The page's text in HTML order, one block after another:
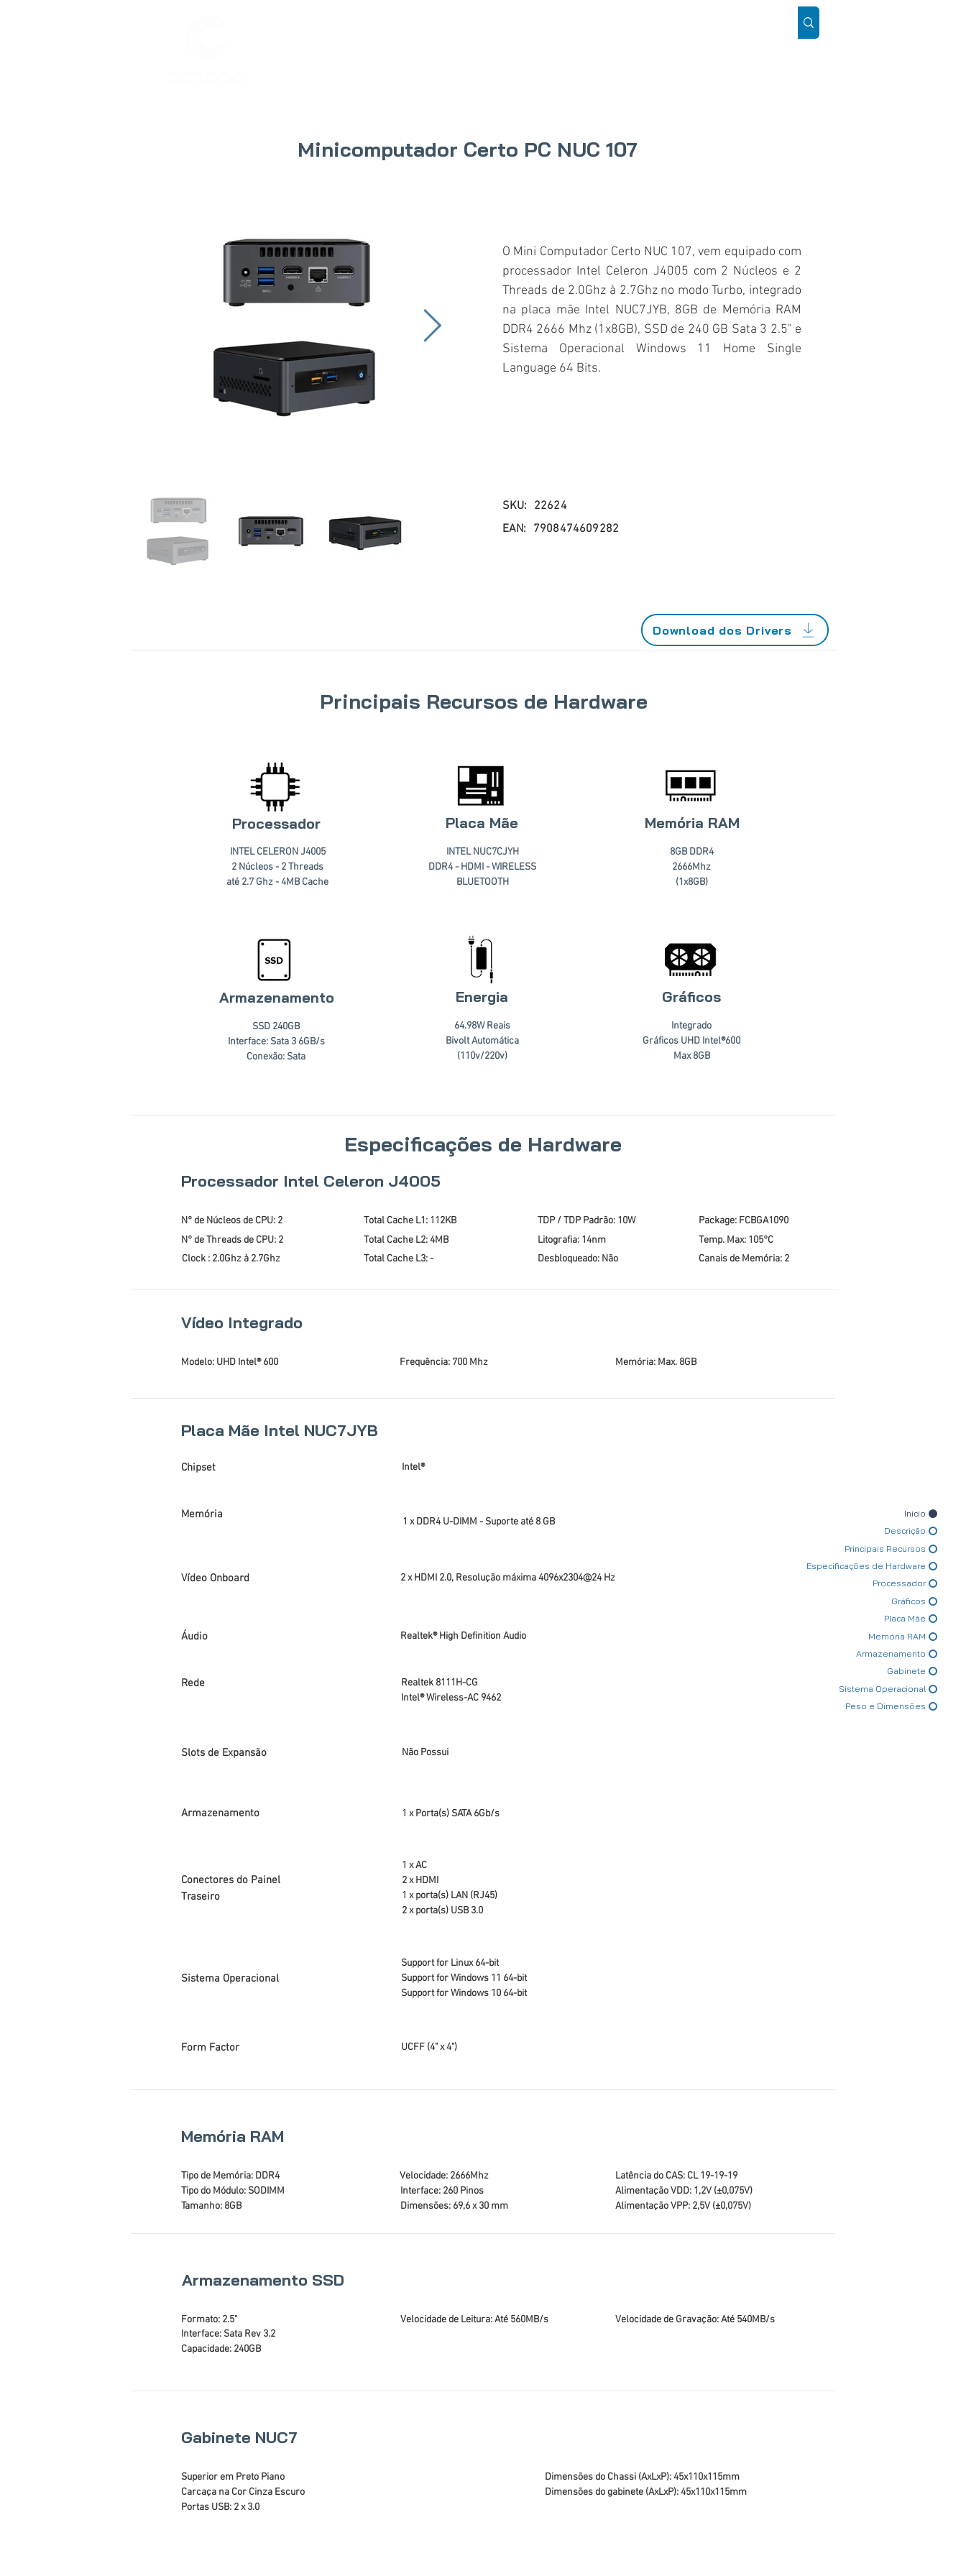
Inicio
Descrição
Principais Recursos
Especificações de Hardware
Processador
Gráficos
Placa Mãe
Memória RAM
Armazenamento
Gabinete
Sistema Operacional
Peso e Dimensões
Minicomputador Certo PC NUC 107
O Mini Computador Certo NUC 107, vem equipado com
processador Intel Celeron J4005 com 2 Núcleos e 2
Threads de 2.0Ghz à 2.7Ghz no modo Turbo, integrado
na placa mãe Intel NUC7JYB, 8GB de Memória RAM
DDR4 2666 Mhz (1x8GB), SSD de 240 GB Sata 3 2.5" e
Sistema Operacional Windows 11 Home Single
Language 64 Bits.
SKU: 22624
EAN: 7908474609282
Download dos Drivers
Memória RAM
8GB DDR4
2666Mhz
(1x8GB)
Principais Recursos de Hardware
Processador
INTEL CELERON J4005
2 Núcleos - 2 Threads
até 2.7 Ghz - 4MB Cache
Armazenamento
SSD 240GB
Interface: Sata 3 6GB/s
Conexão: Sata
Placa Mãe
INTEL NUC7CJYH
DDR4 - HDMI - WIRELESS
BLUETOOTH
Energia
64.98W Reais
Bivolt Automática
(110v/220v)
Gráficos
Integrado
Gráficos UHD Intel®600
Max 8GB
Especificações de Hardware
Processador Intel Celeron J4005
N° de Núcleos de CPU: 2
N° de Threads de CPU: 2
Clock : 2.0Ghz à 2.7Ghz
Total Cache L1: 112KB TDP / TDP Padrão: 10W
Package: FCBGA1090
Total Cache L2: 4MB
Total Cache L3: -
Litografia: 14nm
Temp. Max: 105°C
Desbloqueado: Não
Canais de Memória: 2
Vídeo Integrado
Modelo: UHD Intel® 600 Frequência: 700 Mhz Memória: Max. 8GB
Placa Mãe Intel NUC7JYB
Chipset
Memória
Vídeo Onboard
Áudio
Rede
Slots de Expansão
Armazenamento
Conectores do Painel
Traseiro
Sistema Operacional
Form Factor
Intel®
1 x DDR4 U-DIMM - Suporte até 8 GB
2 x HDMI 2.0, Resolução máxima 4096x2304@24 Hz
Realtek® High Definition Audio
Realtek 8111H-CG
Intel® Wireless-AC 9462
Não Possui
1 x Porta(s) SATA 6Gb/s
1 x AC
2 x HDMI
1 x porta(s) LAN (RJ45)
2 x porta(s) USB 3.0
Support for Linux 64-bit
Support for Windows 11 64-bit
Support for Windows 10 64-bit
UCFF (4" x 4")
Memória RAM
Tipo de Memória: DDR4
Tipo do Módulo: SODIMM
Tamanho: 8GB
Velocidade: 2666Mhz
Interface: 260 Pinos
Dimensões: 69,6 x 30 mm
Latência do CAS: CL 19-19-19
Alimentação VDD: 1,2V (±0,075V)
Alimentação VPP: 2,5V (±0,075V)
Armazenamento SSD
Formato: 2.5"
Interface: Sata Rev 3.2
Capacidade: 240GB
Velocidade de Leitura: Até 560MB/s Velocidade de Gravação: Até 540MB/s
Gabinete NUC7
Superior em Preto Piano
Carcaça na Cor Cinza Escuro
Portas USB: 2 x 3.0
Dimensões do Chassi (AxLxP): 45x110x115mm
Dimensões do gabinete (AxLxP): 45x110x115mm